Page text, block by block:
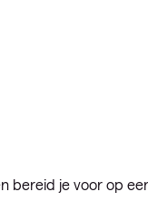
bereid je voor op